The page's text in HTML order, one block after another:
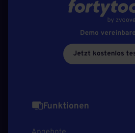
Demo
Jetzt kostenlos
Funktionen